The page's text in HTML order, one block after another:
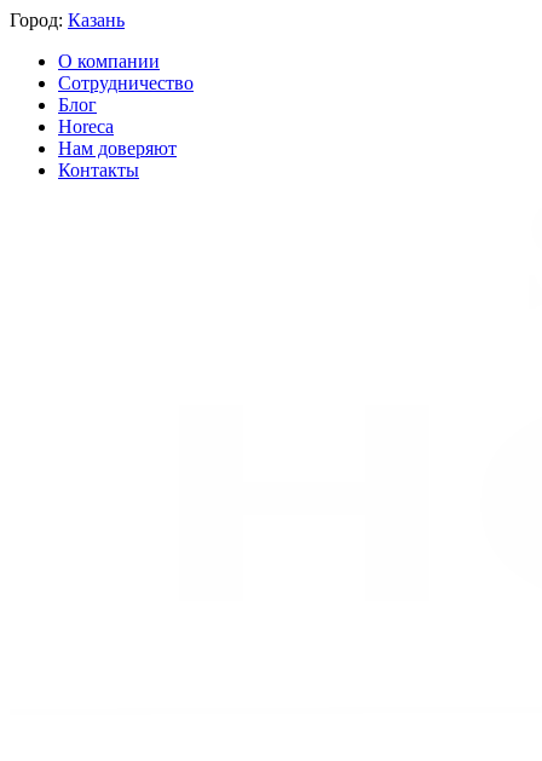
Город: Казань
О компании
Сотрудничество
Блог
Horeca
Нам доверяют
Контакты